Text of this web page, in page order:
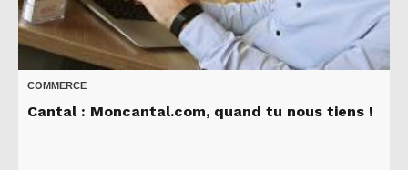
COMMERCE
Cantal : Moncantal.com, quand tu nous tiens !